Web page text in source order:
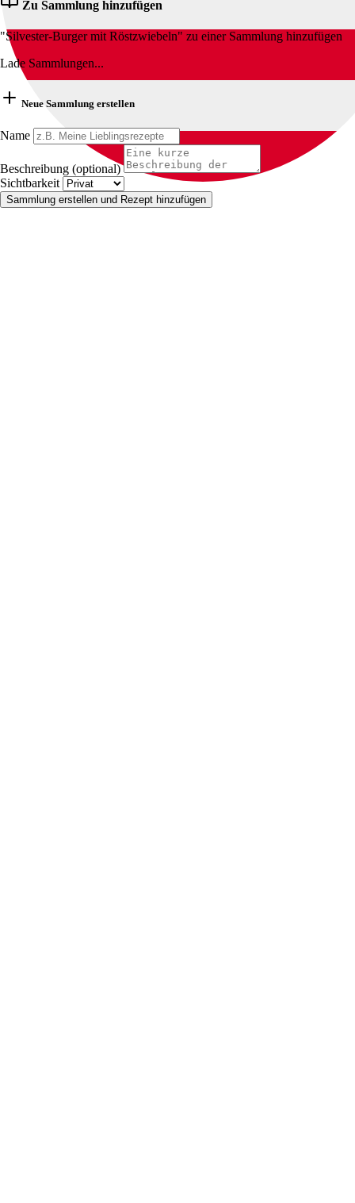
Zu Sammlung hinzufügen
"Silvester-Burger mit Röstzwiebeln" zu einer Sammlung hinzufügen
Lade Sammlungen...
Neue Sammlung erstellen
Name
Beschreibung (optional)
Sichtbarkeit
Sammlung erstellen und Rezept hinzufügen